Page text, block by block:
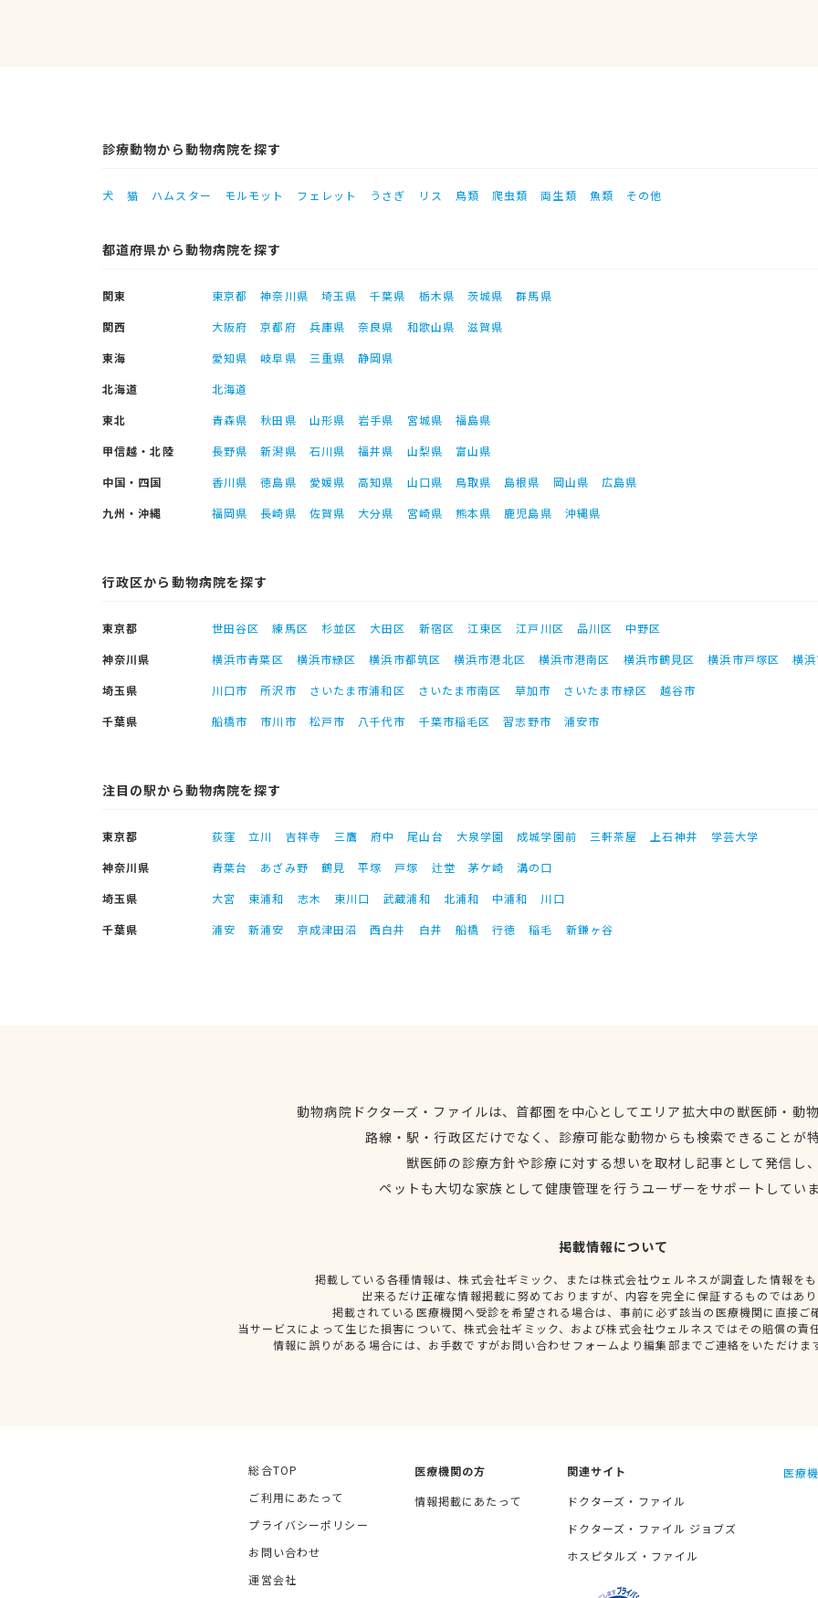
診療動物から動物病院を探す
犬 猫 ハムスター モルモット フェレット うさぎ リス 鳥類 爬虫類 両生類 魚類 その他
都道府県から動物病院を探す
関東 東京都 神奈川県 埼玉県 千葉県 栃木県 茨城県
群馬県
関西
大阪府 京都府 兵庫県 奈良県 和歌山県
滋賀県
東海
愛知県 岐阜県 三重県
静岡県
北海道
北海道
東北
青森県 秋田県 山形県 岩手県 宮城県
福島県
甲信越・北陸
長野県 新潟県 石川県 福井県 山梨県
富山県
中国・四国
香川県 徳島県 愛媛県 高知県 山口県 鳥取県 島根県 岡山県
広島県
九州・沖縄
福岡県 長崎県 佐賀県 大分県 宮崎県 熊本県 鹿児島県 沖縄県
行政区から動物病院を探す
東京都 世田谷区 練馬区 杉並区 大田区 新宿区 江東区 江戸川区 品川区
中野区
神奈川県
横浜市青葉区 横浜市緑区 横浜市都筑区 横浜市港北区 横浜市港南区 横浜市鶴見区 横浜市戸塚区
横
埼玉県
川口市 所沢市 さいたま市浦和区 さいたま市南区 草加市 さいたま市緑区
越谷市
千葉県
船橋市 市川市 松戸市 八千代市 千葉市稲毛区 習志野市 浦安市
注目の駅から動物病院を探す
東京都 荻窪 立川 吉祥寺 三鷹 府中 尾山台 大泉学園 成城学園前 三軒茶屋 上石神井
学芸大学
神奈川県
青葉台 あざみ野 鶴見 平塚 戸塚 辻堂 茅ケ崎
溝の口
埼玉県
大宮 東浦和 志木 東川口 武蔵浦和 北浦和 中浦和
川口
千葉県
浦安 新浦安 京成津田沼 西白井 白井 船橋 行徳 稲毛 新鎌ヶ谷
動物病院ドクターズ・ファイルは、首都圏を中心としてエリア拡大中の獣医師・動
路線・駅・行政区だけでなく、診療可能な動物からも検索できることが
獣医師の診療方針や診療に対する想いを取材し記事として発信し
ペットも大切な家族として健康管理を行うユーザーをサポートしてい
掲載情報について
掲載している各種情報は、株式会社ギミック、または株式会社ウェルネスが調査した情報を
出来るだけ正確な情報掲載に努めておりますが、内容を完全に保証するものではあ
掲載されている医療機関へ受診を希望される場合は、事前に必ず該当の医療機関に直接ご
当サービスによって生じた損害について、株式会社ギミック、および株式会社ウェルネスではその賠償の責
情報に誤りがある場合には、お手数ですがお問い合わせフォームより編集部までご連絡をいただけま
総合TOP
ご利用にあたって
プライバシーポリシー
お問い合わせ
運営会社
医療機関の方
情報掲載にあたって
関連サイト
ドクターズ・ファイル
ドクターズ・ファイル ジョブズ
ホスピタルズ・ファイル
医療